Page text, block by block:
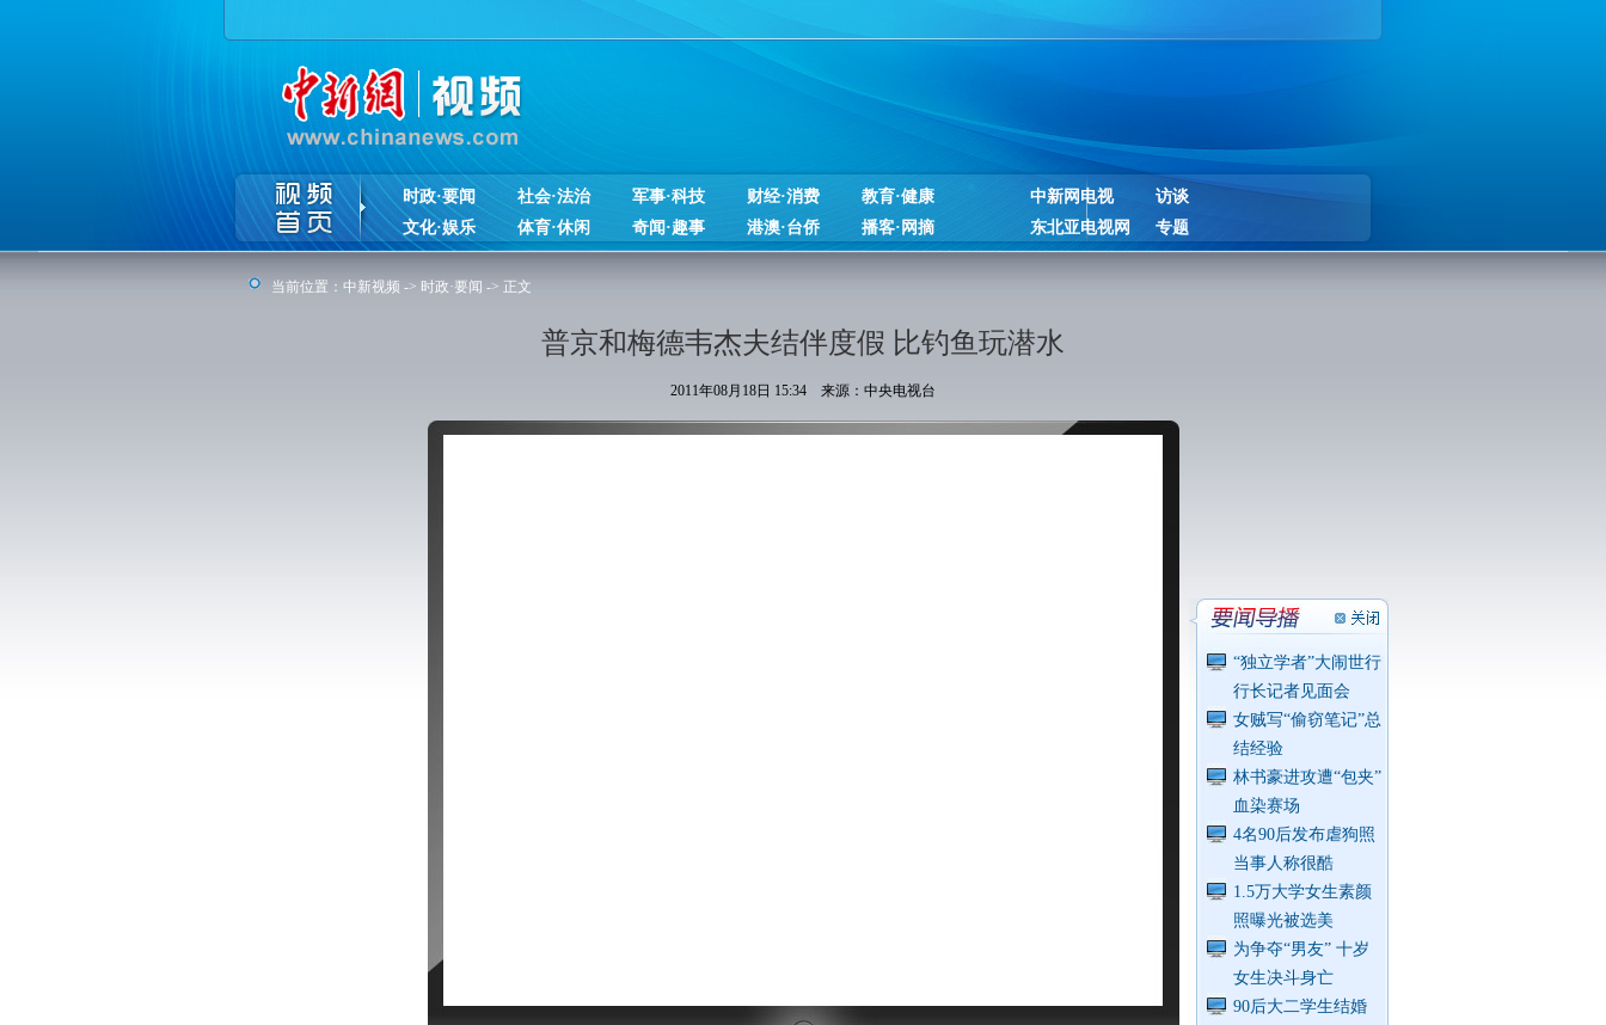
时政·要闻 社会·法治 军事·科技 财经·消费
教育·健康
文化·娱乐
体育·休闲 奇闻·趣事 港澳·台侨 播客·网摘
中新网电视
访谈
东北亚电视网
专题
当前位置： 中新视频 -> 时政·要闻 -> 正文
普京和梅德韦杰夫结伴度假 比钓鱼玩潜水
2011年08月18日 15:34 来源：中央电视台
“独立学者”大闹世行
行长记者见面会
女贼写“偷窃笔记”总
结经验
林书豪进攻遭“包夹”
血染赛场
4名90后发布虐狗照
当事人称很酷
1.5万大学女生素颜
照曝光被选美
为争夺“男友” 十岁
女生决斗身亡
90后大二学生结婚